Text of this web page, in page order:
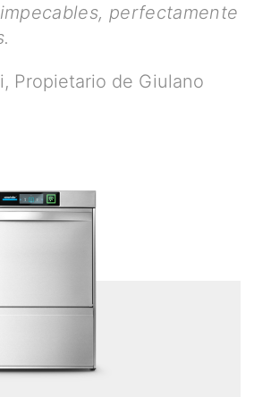
perfectamente
, Propietario de Giulano